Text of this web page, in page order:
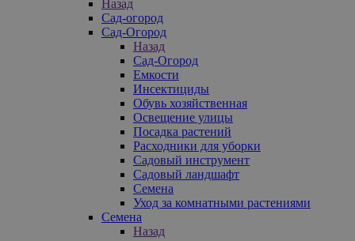
Назад
Сад-огород
Сад-Огород
Назад
Сад-Огород
Емкости
Инсектициды
Обувь хозяйственная
Освещение улицы
Посадка растений
Расходники для уборки
Садовый инструмент
Садовый ландшафт
Семена
Уход за комнатными растениями
Семена
Назад